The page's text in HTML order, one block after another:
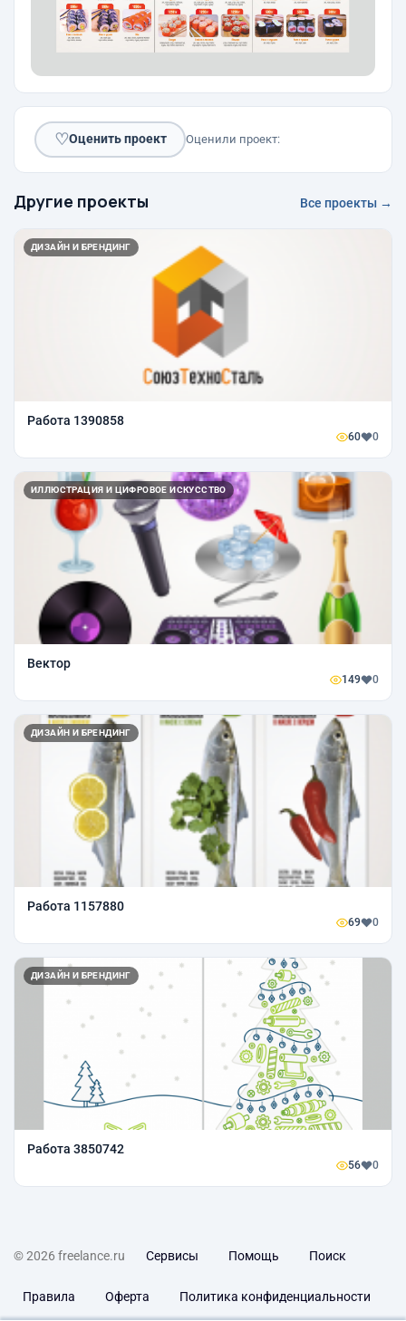
♡Оценить проект Оценили проект:
Другие проекты Все проекты →
ДИЗАЙН И БРЕНДИНГ
Работа 1390858
60 0
ИЛЛЮСТРАЦИЯ И ЦИФРОВОЕ ИСКУССТВО
Вектор
149 0
ДИЗАЙН И БРЕНДИНГ
Работа 1157880
69 0
ДИЗАЙН И БРЕНДИНГ
Работа 3850742
56 0
© 2026 freelance.ru Сервисы Помощь Поиск
Правила Оферта Политика конфиденциальности